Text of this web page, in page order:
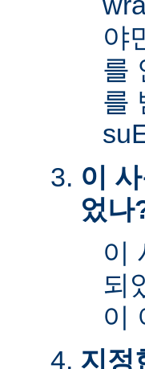
야
를
를
이
었나
이
되
이
지정